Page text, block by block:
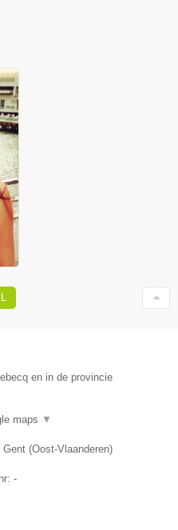
en in de provincie
maps ▼
Gent (Oost-Vlaanderen)
-